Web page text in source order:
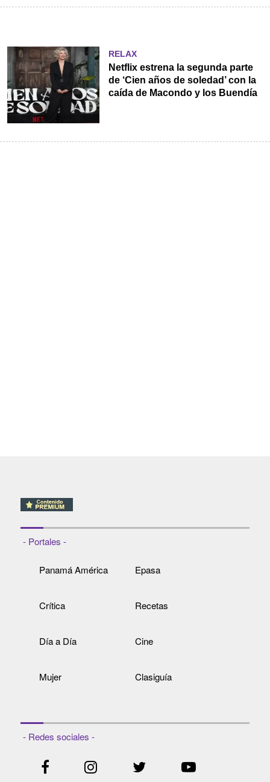
RELAX
Netflix estrena la segunda parte
de ‘Cien años de soledad’ con la
caída de Macondo y los Buendía
- Portales -
Panamá América Epasa
Crítica Recetas
Día a Día Cine
Mujer Clasiguía
- Redes sociales -